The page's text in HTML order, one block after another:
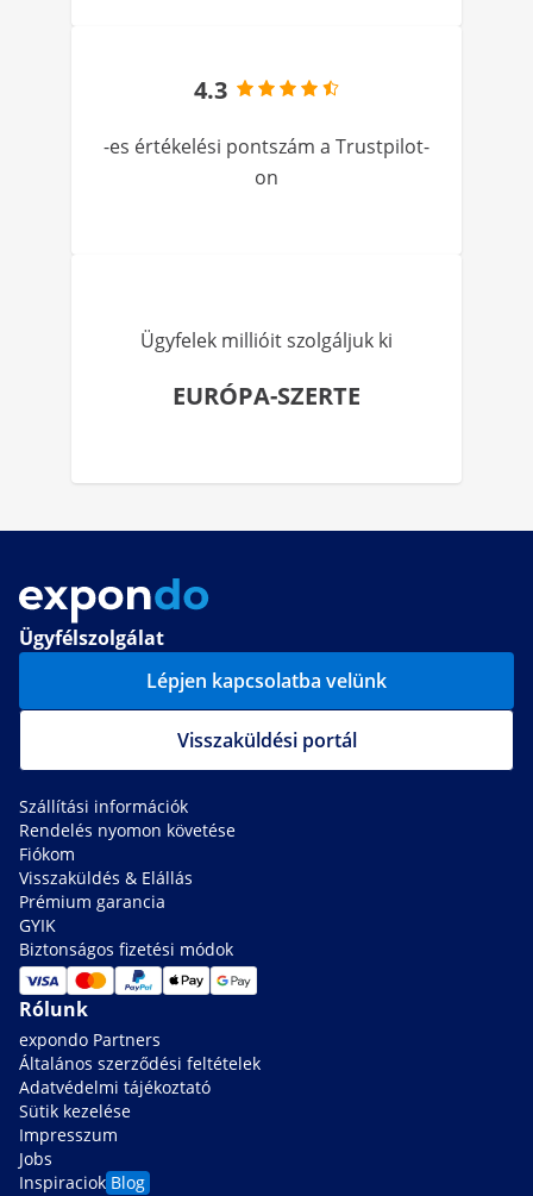
4.3
-es értékelési pontszám a Trustpilot-
on
Ügyfelek millióit szolgáljuk ki
EURÓPA-SZERTE
Ügyfélszolgálat
Lépjen kapcsolatba velünk
Visszaküldési portál
Szállítási információk
Rendelés nyomon követése
Fiókom
Visszaküldés & Elállás
Prémium garancia
GYIK
Biztonságos fizetési módok
Rólunk
expondo Partners
Általános szerződési feltételek
Adatvédelmi tájékoztató
Sütik kezelése
Impresszum
Jobs
Inspiraciok Blog